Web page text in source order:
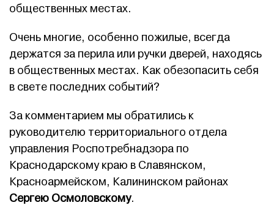
общественных местах.
Очень многие, особенно пожилые, всегда
держатся за перила или ручки дверей, находясь
в общественных местах. Как обезопасить себя
в свете последних событий?
За комментарием мы обратились к
руководителю территориального отдела
управления Роспотребнадзора по
Краснодарскому краю в Славянском,
Красноармейском, Калининском районах
Сергею Осмоловскому.